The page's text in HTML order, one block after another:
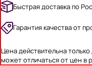
Быстрая доставка по
Гарантия качества от
Цена действительна
может отличаться от цен в